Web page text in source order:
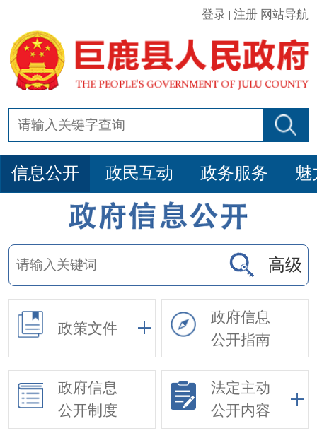
登录 |注册 网站导航
信息公开 政民互动 政务服务 魅
高级
政策文件
政府信息
公开指南
政府信息
公开制度
法定主动
公开内容